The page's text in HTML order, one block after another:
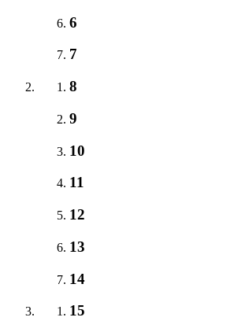
6
7
8
9
10
11
12
13
14
15